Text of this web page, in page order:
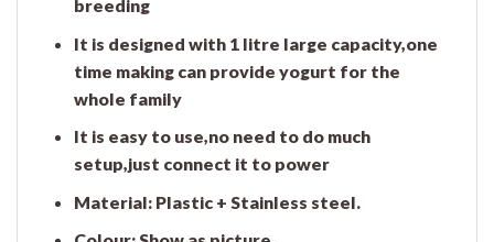
breeding
It is designed with 1 litre large capacity,one
time making can provide yogurt for the
whole family
It is easy to use,no need to do much
setup,just connect it to power
Material: Plastic + Stainless steel.